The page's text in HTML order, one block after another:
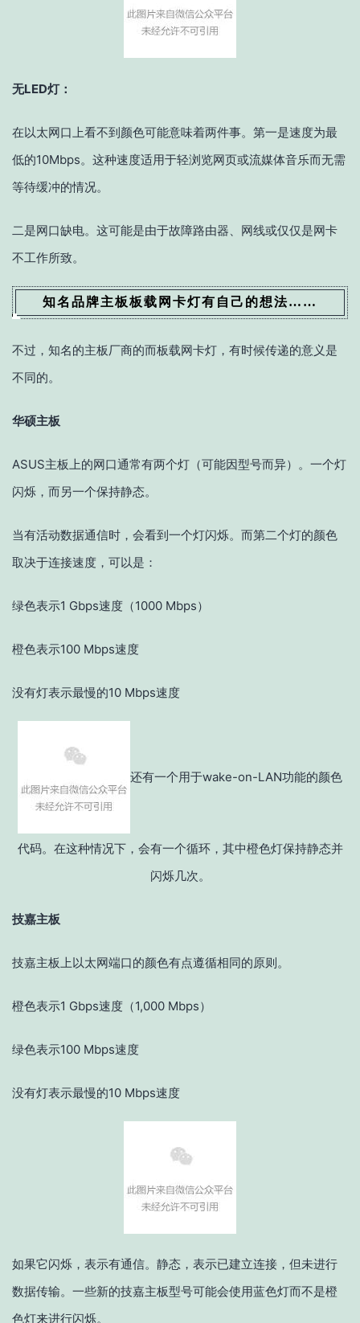
无LED灯：
在以太网口上看不到颜色可能意味着两件事。第一是速度为最
低的10Mbps。这种速度适用于轻浏览网页或流媒体音乐而无需
等待缓冲的情况。
二是网口缺电。这可能是由于故障路由器、网线或仅仅是网卡
不工作所致。
知名品牌主板板载网卡灯有自己的想法……
不过，知名的主板厂商的而板载网卡灯，有时候传递的意义是
不同的。
华硕主板
ASUS主板上的网口通常有两个灯（可能因型号而异）。一个灯
闪烁，而另一个保持静态。
当有活动数据通信时，会看到一个灯闪烁。而第二个灯的颜色
取决于连接速度，可以是：
绿色表示1 Gbps速度（1000 Mbps）
橙色表示100 Mbps速度
没有灯表示最慢的10 Mbps速度
还有一个用于wake-on-LAN功能的颜色
代码。在这种情况下，会有一个循环，其中橙色灯保持静态并
闪烁几次。
技嘉主板
技嘉主板上以太网端口的颜色有点遵循相同的原则。
橙色表示1 Gbps速度（1,000 Mbps）
绿色表示100 Mbps速度
没有灯表示最慢的10 Mbps速度
如果它闪烁，表示有通信。静态，表示已建立连接，但未进行
数据传输。一些新的技嘉主板型号可能会使用蓝色灯而不是橙
色灯来进行闪烁。